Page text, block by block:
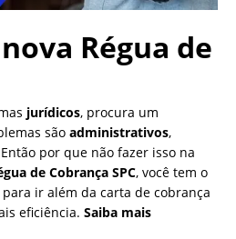
Régua de
jurídicos, procura um
são administrativos,
por que não fazer isso na
de Cobrança SPC, você tem o
para ir além da carta de cobrança
eficiência. Saiba mais